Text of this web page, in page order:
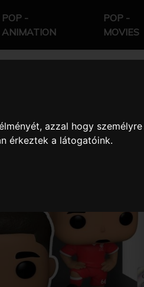
azzal hogy
érkeztek a látogatóink.
POP -
ANIMATION
POP -
MOVIES